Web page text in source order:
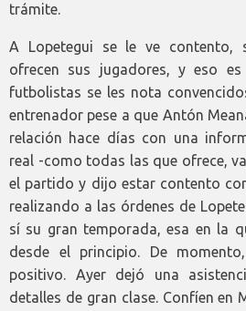
trámite.
A Lopetegui se le ve contento,
ofrecen sus jugadores, y eso
futbolistas se les nota
entrenador pese a que Antón
relación hace días con una
real -como todas las que ofrece,
el partido y dijo estar contento
realizando a las órdenes de
sí su gran temporada, esa en la
desde el principio. De
positivo. Ayer dejó una
detalles de gran clase. Confíen en